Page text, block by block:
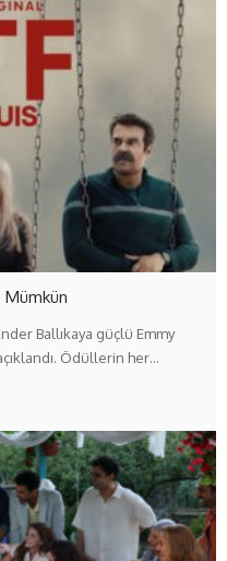
Mümkün
Ballıkaya güçlü Emmy
Ödüllerin her…